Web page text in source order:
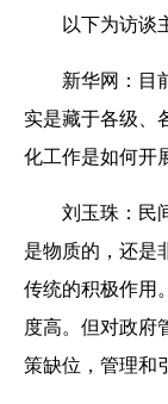
以下为访谈主
新华网： 目
实是藏于各级、
化工作是如何开
刘玉珠： 民
是物质的，还是
传统的积极作用
度高。但对政府
策缺位，管理和